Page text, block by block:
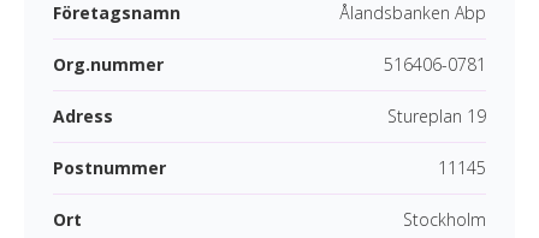
Företagsnamn Ålandsbanken Abp
Org.nummer 516406-0781
Adress Stureplan 19
Postnummer 11145
Ort Stockholm